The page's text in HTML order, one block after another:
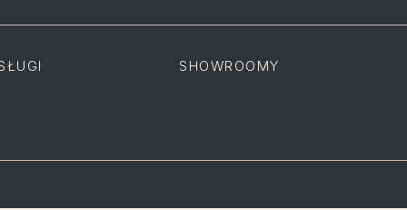
SHOWROOMY